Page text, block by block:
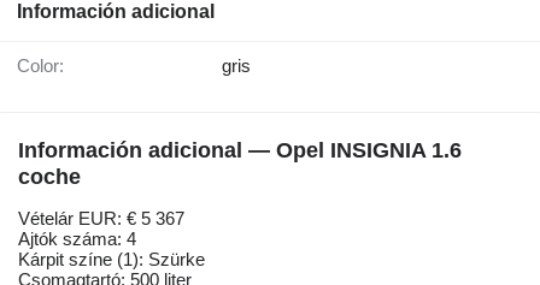
Información adicional
Color: gris
Información adicional — Opel INSIGNIA 1.6
coche
Vételár EUR: € 5 367
Ajtók száma: 4
Kárpit színe (1): Szürke
Csomagtartó: 500 liter